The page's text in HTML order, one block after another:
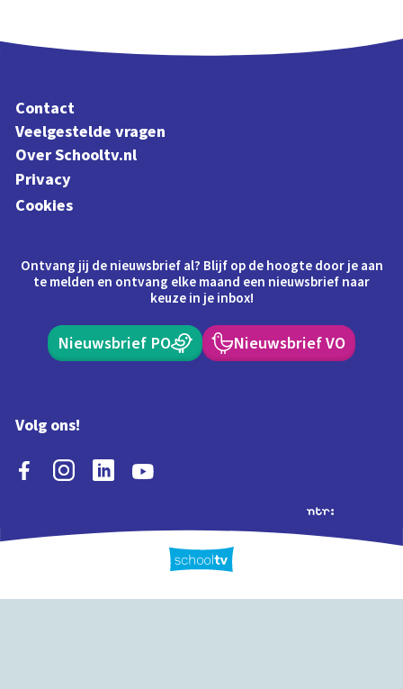
Contact
Veelgestelde vragen
Over Schooltv.nl
Privacy
Cookies
Ontvang jij de nieuwsbrief al? Blijf op de hoogte door je aan
te melden en ontvang elke maand een nieuwsbrief naar
keuze in je inbox!
Nieuwsbrief PO Nieuwsbrief VO
Volg ons!